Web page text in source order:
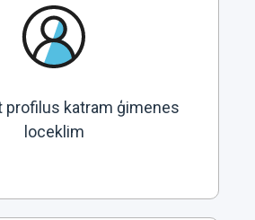
profilus katram ģimenes
loceklim